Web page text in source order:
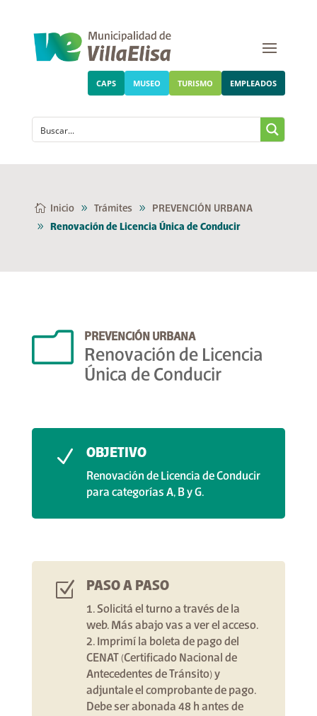
CAPS MUSEO TURISMO EMPLEADOS
Inicio Trámites
PREVENCIÓN URBANA
Renovación de Licencia Única de Conducir
m PREVENCIÓN URBANA
Renovación de Licencia
Única de Conducir
N OBJETIVO
Renovación de Licencia de Conducir
para categorías A, B y G.
Z PASO A PASO
1. Solicitá el turno a través de la
web. Más abajo vas a ver el acceso. ⁣
2. Imprimí la boleta de pago del
CENAT (Certificado Nacional de
Antecedentes de Tránsito) y
adjuntale el comprobante de pago.
Debe ser abonada 48 h antes de